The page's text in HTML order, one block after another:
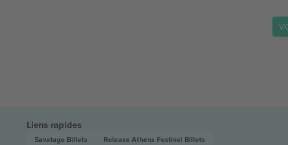
Liens rapides
Savatage Billets Release Athens Festival Billets